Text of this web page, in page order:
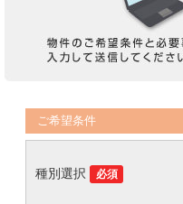
ご希望条件
種別選択 必須